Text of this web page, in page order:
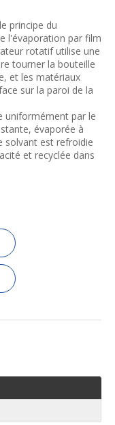
principe du
l'évaporation par film
rotatif utilise une
tourner la bouteille
et les matériaux
sur la paroi de la
uniformément par le
évaporée à
solvant est refroidie
et recyclée dans